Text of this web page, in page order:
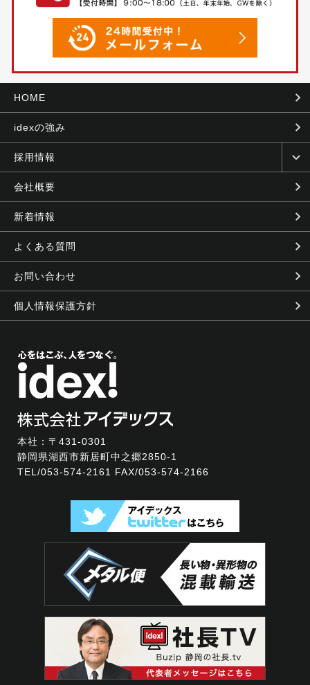
HOME
idexの強み
採用情報
会社概要
新着情報
よくある質問
お問い合わせ
個人情報保護方針
本社：〒431-0301
静岡県湖西市新居町中之郷2850-1
TEL/053-574-2161 FAX/053-574-2166